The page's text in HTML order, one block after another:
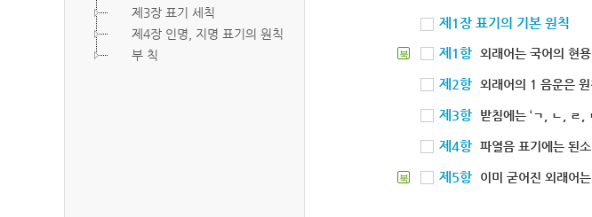
제3장 표기 세칙
제4장 인명, 지명 표기의 원칙
부 칙
제1장 표기의 기본 원칙
북 제1항 외래어는 국어의 현
제2항 외래어의 1 음운은
제3항 받침에는 ‘ㄱ, ㄴ, ㄹ,
제4항 파열음 표기에는 된
북 제5항 이미 굳어진 외래어